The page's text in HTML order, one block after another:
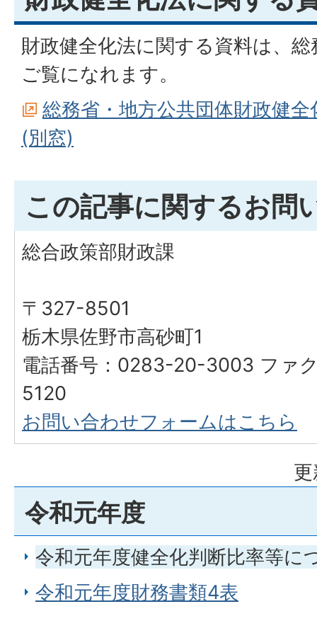
財政健全化法に関する資料は、
ご覧になれます。
総務省・地方公共団体財政健
(別窓)
この記事に関するお問
総合政策部財政課
〒327-8501
栃木県佐野市高砂町1
電話番号：0283-20-3003 ファ
5120
お問い合わせフォームはこちら
令和元年度
令和元年度健全化判断比率等に
令和元年度財務書類4表